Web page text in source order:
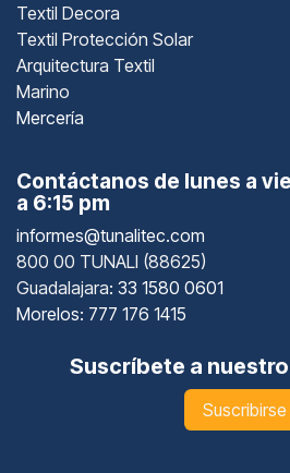
Textil Decora
Textil Protección Solar
Arquitectura Textil
Marino
Mercería
Contáctanos de lunes a
a 6:15 pm
informes@tunalitec.com
800 00 TUNALI (88625)
Guadalajara: 33 1580 0601
Morelos: 777 176 1415
Suscríbete a
Suscribirse